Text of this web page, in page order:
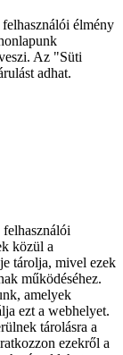
élmény
Az "Süti
adhat.
közül a
tárolja, mivel ezek
működéséhez.
amelyek
ezt a webhelyet.
tárolásra a
ezekről a